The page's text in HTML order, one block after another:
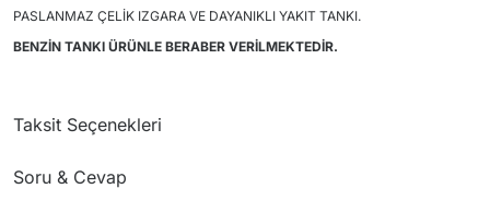
PASLANMAZ ÇELİK IZGARA VE DAYANIKLI YAKIT TANKI.
BENZİN TANKI ÜRÜNLE BERABER VERİLMEKTEDİR.
Taksit Seçenekleri
Soru & Cevap